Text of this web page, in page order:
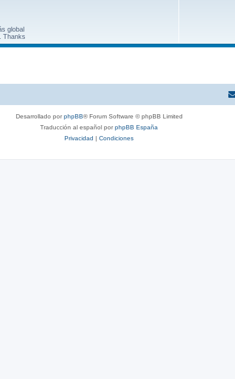
global
Thanks
Desarrollado porphpBB® Forum Software © phpBB Limited
Traducción al español porphpBB España
Privacidad | Condiciones